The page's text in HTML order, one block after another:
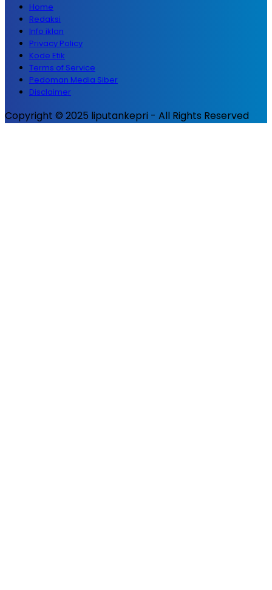
Home
Redaksi
Info iklan
Privacy Policy
Kode Etik
Terms of Service
Pedoman Media Siber
Disclaimer
Copyright © 2025 liputankepri - All Rights Reserved